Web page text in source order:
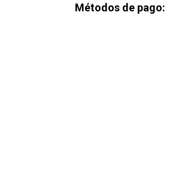
Métodos de pago: